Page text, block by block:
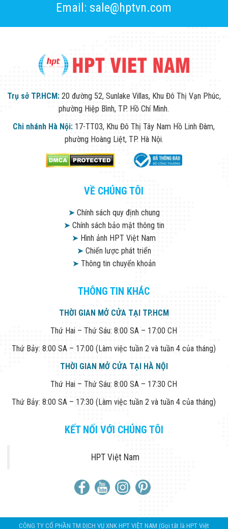
Email: sale@hptvn.com
Trụ sở TP.HCM: 20 đường 52, Sunlake Villas, Khu Đô Thị Vạn Phúc,
phường Hiệp Bình, TP. Hồ Chí Minh.
Chi nhánh Hà Nội: 17-TT03, Khu Đô Thị Tây Nam Hồ Linh Đàm,
phường Hoàng Liệt, TP. Hà Nội.
VỀ CHÚNG TÔI
➤Chính sách quy định chung
➤Chính sách bảo mật thông tin
➤ Hình ảnh HPT Việt Nam
➤Chiến lược phát triển
➤Thông tin chuyển khoản
THÔNG TIN KHÁC
THỜI GIAN MỞ CỬA TẠI TP.HCM
Thứ Hai – Thứ Sáu: 8:00 SA – 17:00 CH
Thứ Bảy: 8:00 SA – 17:00 (Làm việc tuần 2 và tuần 4 của tháng)
THỜI GIAN MỞ CỬA TẠI HÀ NỘI
Thứ Hai – Thứ Sáu: 8:00 SA – 17:30 CH
Thứ Bảy: 8:00 SA – 17:30 (Làm việc tuần 2 và tuần 4 của tháng)
KẾT NỐI VỚI CHÚNG TÔI
HPT Việt Nam
CÔNG TY CỔ PHẦN TM DỊCH VỤ XNK HPT VIỆT NAM (Gọi tắt là HPT Việt